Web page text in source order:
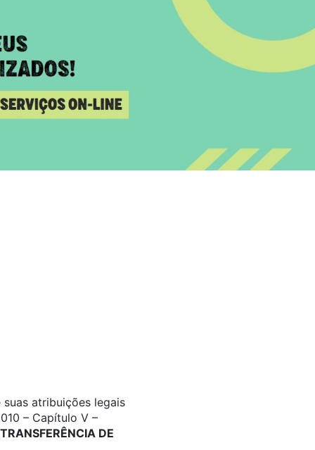
suas atribuições legais
– Capítulo V –
DE